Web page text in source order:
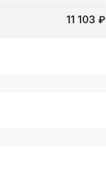
11 103 ₽